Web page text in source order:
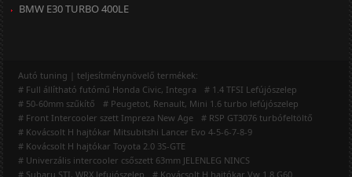
BMW E30 TURBO 400LE
Autó tuning | teljesítménynövelő termékek:
# Full állítható futómű Honda Civic, Integra
# 1.4 TFSI Lefújószelep
# 50-60mm szűkítő
# Peugetot, Renault, Mini 1.6 turbo lefújószelep
# Front Intercooler szett Impreza New Age
# RSP GT3076 turbófeltöltő
# Kovácsolt H hajtókar Mitsubitshi Lancer Evo 4-5-6-7-8-9
# Kovácsolt H hajtókar Toyota 2.0 3S-GTE
# Univerzális intercooler csőszett 63mm JELENLEG NINCS
# Subaru STI, WRX lefujószelep
# Kovácsolt H hajtókar Vw 1.8 G60